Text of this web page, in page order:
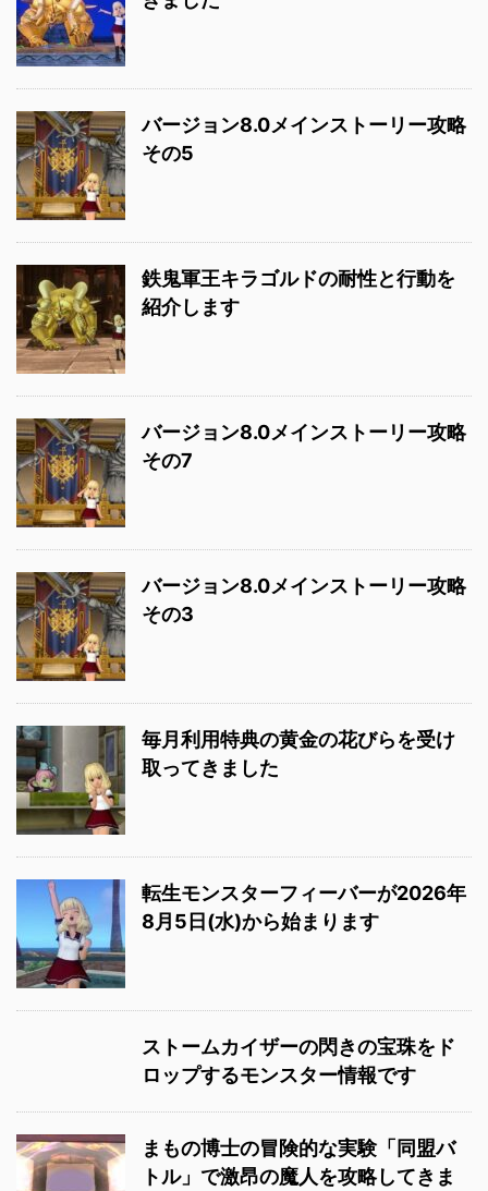
バージョン8.0メインストーリー攻略
その5
鉄鬼軍王キラゴルドの耐性と行動を
紹介します
バージョン8.0メインストーリー攻略
その7
バージョン8.0メインストーリー攻略
その3
毎月利用特典の黄金の花びらを受け
取ってきました
転生モンスターフィーバーが2026年
8月5日(水)から始まります
ストームカイザーの閃きの宝珠をド
ロップするモンスター情報です
まもの博士の冒険的な実験「同盟バ
トル」で激昂の魔人を攻略してきま